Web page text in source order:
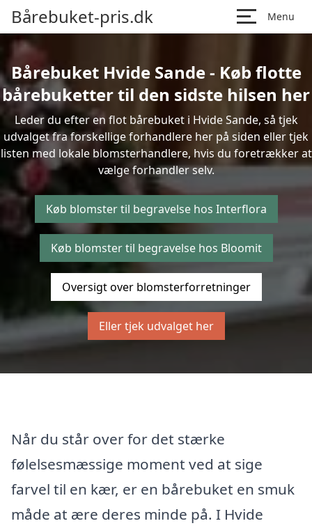
Bårebuket-pris.dk Menu
Bårebuket Hvide Sande - Køb flotte
bårebuketter til den sidste hilsen her
Leder du efter en flot bårebuket i Hvide Sande, så tjek
udvalget fra forskellige forhandlere her på siden eller tjek
listen med lokale blomsterhandlere, hvis du foretrækker at
vælge forhandler selv.
Køb blomster til begravelse hos Interflora
Køb blomster til begravelse hos Bloomit
Oversigt over blomsterforretninger
Eller tjek udvalget her
Når du står over for det stærke
følelsesmæssige moment ved at sige
farvel til en kær, er en bårebuket en smuk
måde at ære deres minde på. I Hvide